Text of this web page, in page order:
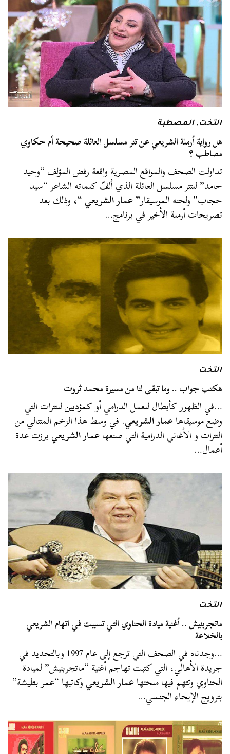
التخت,المصطبة
هل رواية أرملة الشريعي عن تتر مسلسل العائلة صحيحة أم حكاوي
مصاطب ؟
تداولت الصحف والمواقع المصرية واقعة رفض المؤلف “وحيد
حامد” للتتر مسلسل العائلة الذي ألفّ كلماته الشاعر “سيد
حجاب” ولحنه الموسيقار”عمار الشريعي“، وذلك بعد
تصريحات أرملة الأخير في برنامج…
التخت
هكتب جواب .. وما تبقى لنا من مسيرة محمد ثروت
…في الظهور كأبطال للعمل الدرامي أو كمؤديين للتترات التي
وضع موسيقاهاعمار الشريعي. في وسط هذا الزخم المتتالي من
التترات و الأغاني الدرامية التي صنعهاعمار الشريعيبرزت عدة
أعمال…
التخت
ماتجربنيش .. أغنية ميادة الحناوي التي تسببت في اتهام الشريعي
بالخلاعة
…وجدناه في الصحف التي ترجع إلى عام 1997 وبالتحديد في
جريدة الأهالي، التي كتبت تهاجم أغنية “ماتجربنيش” لميادة
الحناوي وتتهم فيها ملحنهاعمار الشريعيوكاتبها “عمر بطيشة”
بترويج الإيحاء الجنسي…